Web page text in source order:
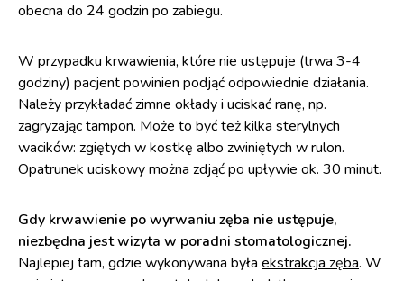
obecna do 24 godzin po zabiegu.
W przypadku krwawienia, które nie ustępuje (trwa 3-4
godziny) pacjent powinien podjąć odpowiednie działania.
Należy przykładać zimne okłady i uciskać ranę, np.
zagryzając tampon. Może to być też kilka sterylnych
wacików: zgiętych w kostkę albo zwiniętych w rulon.
Opatrunek uciskowy można zdjąć po upływie ok. 30 minut.
Gdy krwawienie po wyrwaniu zęba nie ustępuje,
niezbędna jest wizyta w poradni stomatologicznej.
Najlepiej tam, gdzie wykonywana była ekstrakcja zęba. W